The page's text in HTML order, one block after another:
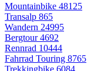
Mountainbike 48125
Transalp 865
Wandern 24995
Bergtour4692
Rennrad 10444
Fahrrad Touring 8765
Trekkingbike 6084